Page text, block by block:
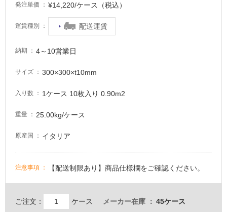
発注単価 ¥14,220/ケース（税込）
運賃種別 配送運賃
納期 4～10営業日
サイズ 300×300×t10mm
入り数 1ケース 10枚入り 0.90m2
重量 25.00kg/ケース
原産国 イタリア
注意事項 【配送制限あり】商品仕様欄をご確認ください。
ご注文： ケース メーカー在庫 45ケース
非
常
し
い
し
い
注
必